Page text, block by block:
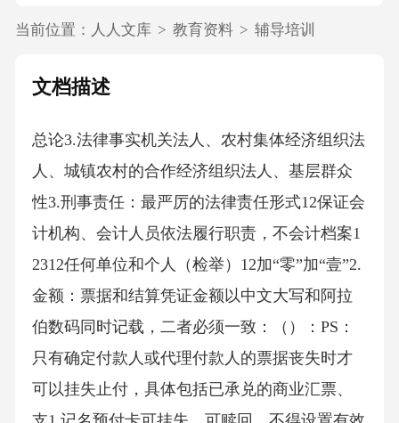
当前位置： 人人文库 > 教育资料 > 辅导培训
文档描述
总论3.法律事实机关法人、农村集体经济组织法
人、城镇农村的合作经济组织法人、基层群众
性3.刑事责任：最严厉的法律责任形式12保证会
计机构、会计人员依法履行职责，不会计档案1
2312任何单位和个人（检举）12加“零”加“壹”2.
金额：票据和结算凭证金额以中文大写和阿拉
伯数码同时记载，二者必须一致：（）：PS：
只有确定付款人或代理付款人的票据丧失时才
可以挂失止付，具体包括已承兑的商业汇票、